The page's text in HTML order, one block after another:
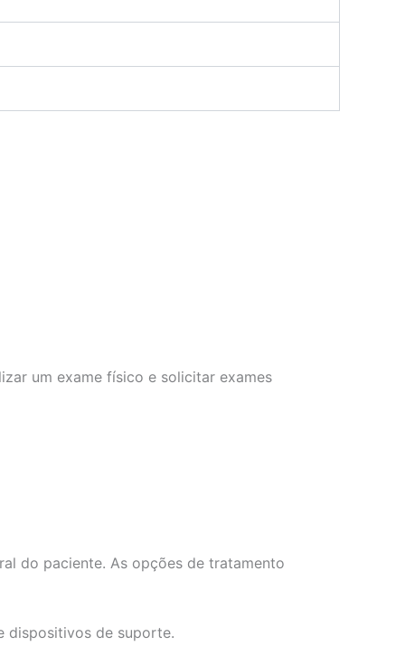
um exame físico e solicitar exames
do paciente. As opções de tratamento
dispositivos de suporte.